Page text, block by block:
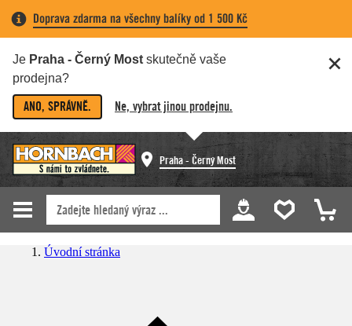
Doprava zdarma na všechny balíky od 1 500 Kč
Je Praha - Černý Most skutečně vaše
prodejna?
ANO, SPRÁVNĚ. Ne, vybrat jinou prodejnu.
Praha - Černý Most
Úvodní stránka